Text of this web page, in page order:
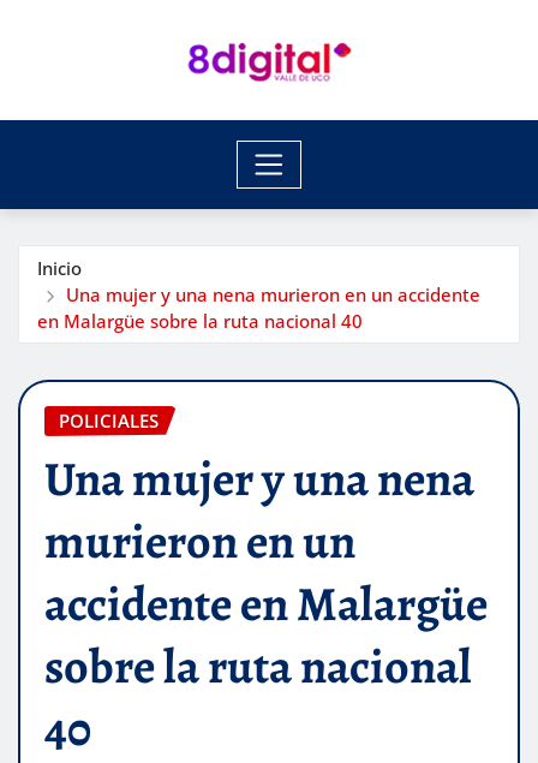
Inicio
Una mujer y una nena murieron en un accidente
en Malargüe sobre la ruta nacional 40
POLICIALES
Una mujer y una nena
murieron en un
accidente en Malargüe
sobre la ruta nacional
40